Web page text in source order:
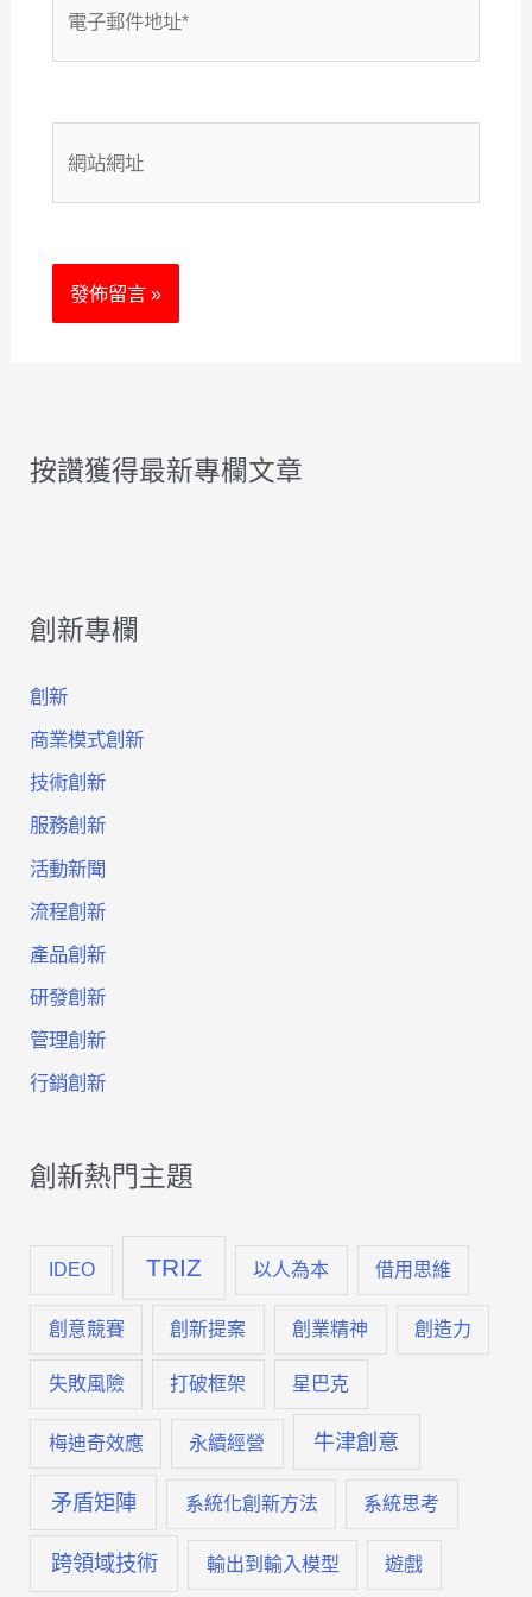
地
按讚獲得最新專欄文章
創新專欄
創新
商業模式創新
技術創新
服務創新
活動新聞
流程創新
產品創新
研發創新
管理創新
行銷創新
創新熱門主題
IDEO TRIZ 以人為本 借用思維
創意競賽 創新提案 創業精神 創造力
失敗風險 打破框架 星巴克
梅迪奇效應 永續經營 牛津創意
矛盾矩陣 系統化創新方法 系統思考
跨領域技術 輸出到輸入模型 遊戲